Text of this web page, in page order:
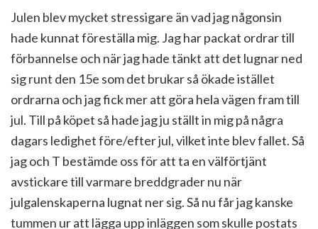
Julen blev mycket stressigare än vad jag någonsin
hade kunnat föreställa mig. Jag har packat ordrar till
förbannelse och när jag hade tänkt att det lugnar ned
sig runt den 15e som det brukar så ökade istället
ordrarna och jag fick mer att göra hela vägen fram till
jul. Till på köpet så hade jag ju ställt in mig på några
dagars ledighet före/efter jul, vilket inte blev fallet. Så
jag och T bestämde oss för att ta en välförtjänt
avstickare till varmare breddgrader nu när
julgalenskaperna lugnat ner sig. Så nu får jag kanske
tummen ur att lägga upp inläggen som skulle postats